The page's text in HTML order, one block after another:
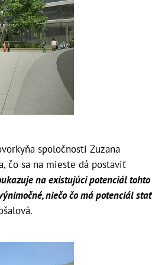
spoločnosti Zuzana
čo sa na mieste dá postaviť
na existujúci potenciál tohto
niečo čo má potenciál stať